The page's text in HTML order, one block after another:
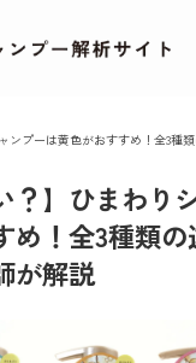
ンプーは黄色がおすすめ！全3種
？】ひまわり
め！全3種類
が解説